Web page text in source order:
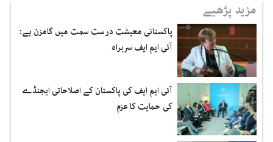
مزید پڑھیے
پاکستانی معیشت درست سمت میں گامزن ہے:
آئی ایم ایف سربراہ
آئی ایم ایف کی پاکستان کے اصلاحاتی ایجنڈے
کی حمایت کا عزم